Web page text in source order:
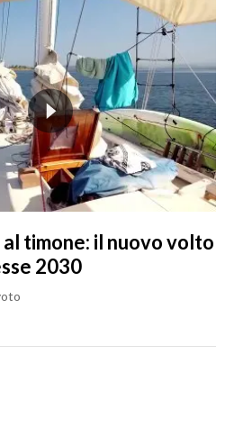
al timone: il nuovo volto
2030